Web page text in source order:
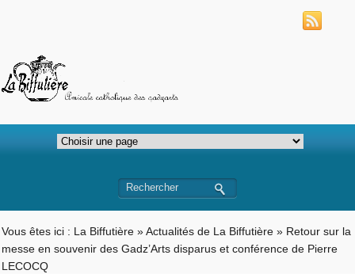
Vous êtes ici : La Biffutière »Actualités de La Biffutière » Retour sur la
messe en souvenir des Gadz’Arts disparus et conférence de Pierre
LECOCQ